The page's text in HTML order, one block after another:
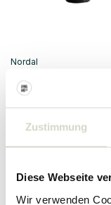
Zustimmung
Diese Webseite
Wir verwenden
Nordal
Lipsi Dekoschale